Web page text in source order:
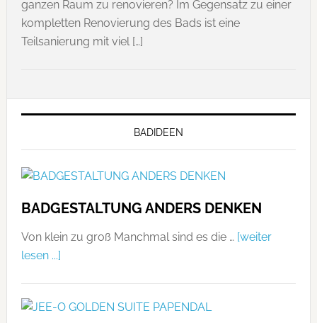
ganzen Raum zu renovieren? Im Gegensatz zu einer
kompletten Renovierung des Bads ist eine
Teilsanierung mit viel […]
BADIDEEN
BADGESTALTUNG ANDERS DENKEN
Von klein zu groß Manchmal sind es die … [weiter
lesen ...]